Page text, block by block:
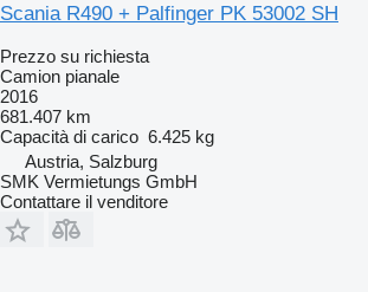
Scania R490 + Palfinger PK 53002 SH
Prezzo su richiesta
Camion pianale
2016
681.407 km
Capacità di carico 6.425 kg
Austria, Salzburg
SMK Vermietungs GmbH
Contattare il venditore